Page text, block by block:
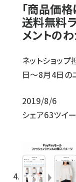
「商品価
送料無料
メントの
ネットショッ
日〜8月4日の
2019/8/6
シェア63ツイ